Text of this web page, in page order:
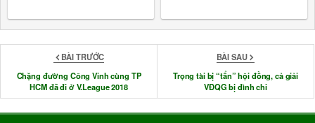
BÀI TRƯỚC
Chặng đường Công Vinh cùng TP
HCM đã đi ở V.League 2018
BÀI SAU
Trọng tài bị “tẩn” hội đồng, cả giải
VĐQG bị đình chỉ